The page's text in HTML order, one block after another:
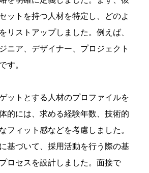
ットを持つ人材を特定し、どのよ
リストアップしました。例えば、
ニア、デザイナー、プロジェクト
す。
ットとする人材のプロファイルを
的には、求める経験年数、技術的
フィット感などを考慮しました。
基づいて、採用活動を行う際の基
ロセスを設計しました。面接で